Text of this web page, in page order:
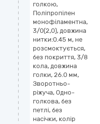
голкою,
Поліпропілен
монофіламентна,
3/0(2,0), довжина
нитки:0.45 м, не
розсмоктується,
без покриття, 3/8
кола, довжина
голки, 26.0 мм,
Зворотньо-
ріжуча, Одно-
голкова, без
петлі, без
насічки, колір